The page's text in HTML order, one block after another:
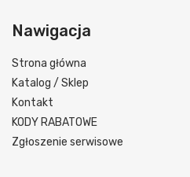
Nawigacja
Strona główna
Katalog / Sklep
Kontakt
KODY RABATOWE
Zgłoszenie serwisowe